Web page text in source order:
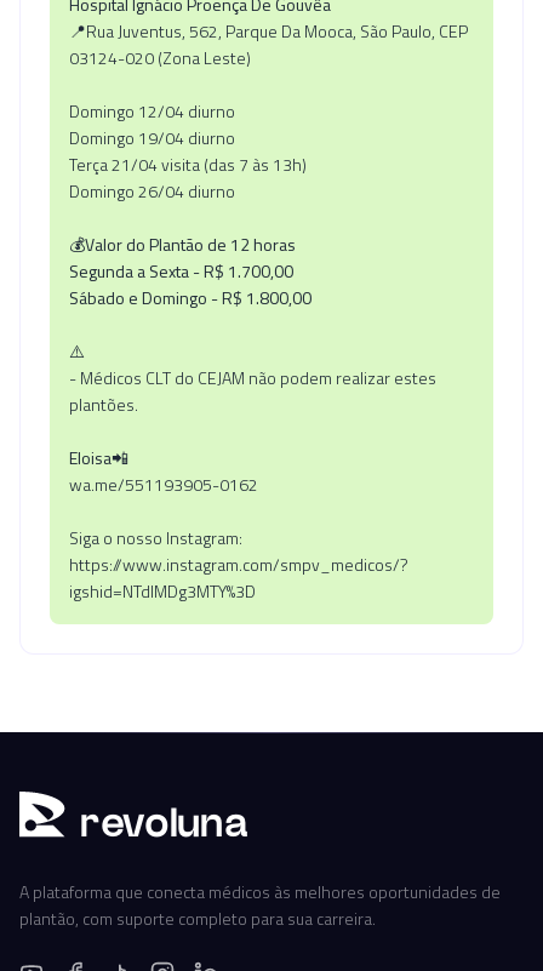
📍Rua Juventus, 562, Parque Da Mooca, São Paulo, CEP
03124-020 (Zona Leste)
Domingo 12/04 diurno
Domingo 19/04 diurno
Terça 21/04 visita (das 7 às 13h)
Domingo 26/04 diurno
💰Valor do Plantão de 12 horas
Segunda a Sexta - R$ 1.700,00
Sábado e Domingo - R$ 1.800,00
⚠️
- Médicos CLT do CEJAM não podem realizar estes
plantões.
Eloisa📲
wa.me/551193905-0162
Siga o nosso Instagram:
https://www.instagram.com/smpv_medicos/?
igshid=NTdIMDg3MTY%3D
revoluna
A plataforma que conecta médicos às melhores oportunidades de
plantão, com suporte completo para sua carreira.